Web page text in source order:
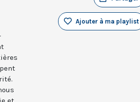
Ajouter à ma playlist